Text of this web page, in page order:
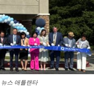
스 애틀랜타